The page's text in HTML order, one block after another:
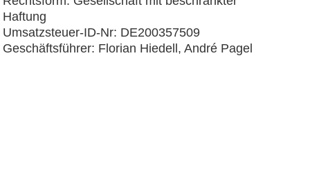
Haftung
Umsatzsteuer-ID-Nr: DE200357509
Geschäftsführer: Florian Hiedell, André Pagel